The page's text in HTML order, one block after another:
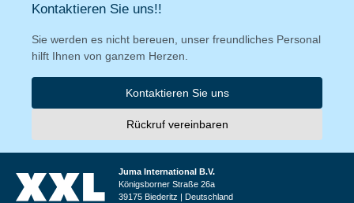
Kontaktieren Sie uns!!
Sie werden es nicht bereuen, unser freundliches Personal
hilft Ihnen von ganzem Herzen.
Kontaktieren Sie uns
Rückruf vereinbaren
Juma International B.V.
Königsborner Straße 26a
39175 Biederitz | Deutschland